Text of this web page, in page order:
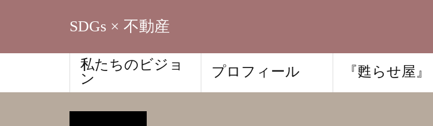
SDGs × 不動産
私たちのビジョ
ン
プロフィール 『甦らせ屋』